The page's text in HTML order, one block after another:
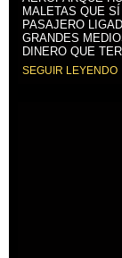
MALETAS QUE
PASAJERO
GRANDES
DINERO QUE
SEGUIR LEYENDO